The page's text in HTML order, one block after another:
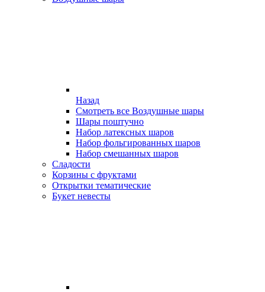
Назад
Смотреть все Воздушные шары
Шары поштучно
Набор латексных шаров
Набор фольгированных шаров
Набор смешанных шаров
Сладости
Корзины с фруктами
Открытки тематические
Букет невесты